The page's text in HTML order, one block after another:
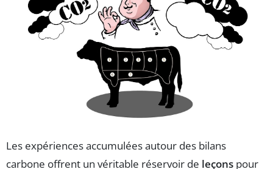
Les expériences accumulées autour des bilans
carbone offrent un véritable réservoir de leçons pour